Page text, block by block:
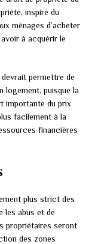
inspiré du
ménages d’acheter
à acquérir le
permettre de
logement, puisque la
importante du prix
facilement à la
financières
plus strict des
les abus et de
propriétaires seront
des zones